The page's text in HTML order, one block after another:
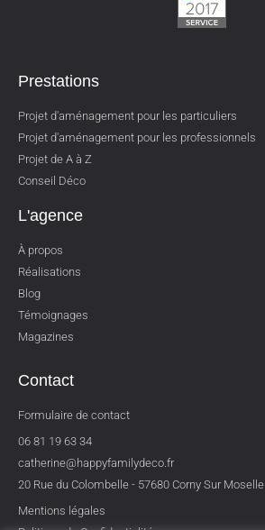
Prestations
Projet d'aménagement pour les particuliers
Projet d'aménagement pour les professionnels
Projet de A à Z
Conseil Déco
L'agence
À propos
Réalisations
Blog
Témoignages
Magazines
Contact
Formulaire de contact
06 81 19 63 34
catherine@happyfamilydeco.fr
20 Rue du Colombelle - 57680 Corny Sur Moselle
Mentions légales